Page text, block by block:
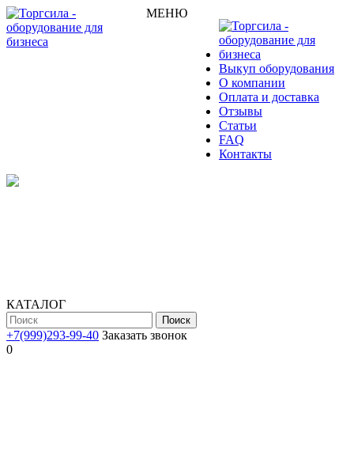
МЕНЮ
Выкуп оборудования
О компании
Оплата и доставка
Отзывы
Статьи
FAQ
Контакты
КАТАЛОГ
Поиск
+7(999)293-99-40 Заказать звонок
0